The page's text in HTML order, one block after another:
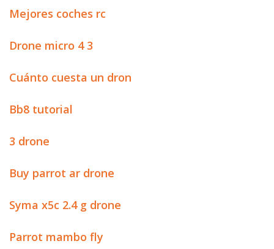
Mejores coches rc
Drone micro 4 3
Cuánto cuesta un dron
Bb8 tutorial
3 drone
Buy parrot ar drone
Syma x5c 2.4 g drone
Parrot mambo fly